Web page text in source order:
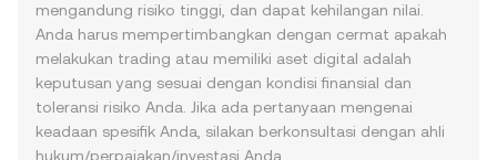
mengandung risiko tinggi, dan dapat kehilangan nilai.
Anda harus mempertimbangkan dengan cermat apakah
melakukan trading atau memiliki aset digital adalah
keputusan yang sesuai dengan kondisi finansial dan
toleransi risiko Anda. Jika ada pertanyaan mengenai
keadaan spesifik Anda, silakan berkonsultasi dengan ahli
hukum/perpajakan/investasi Anda.